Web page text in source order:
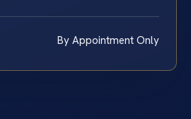
By Appointment Only